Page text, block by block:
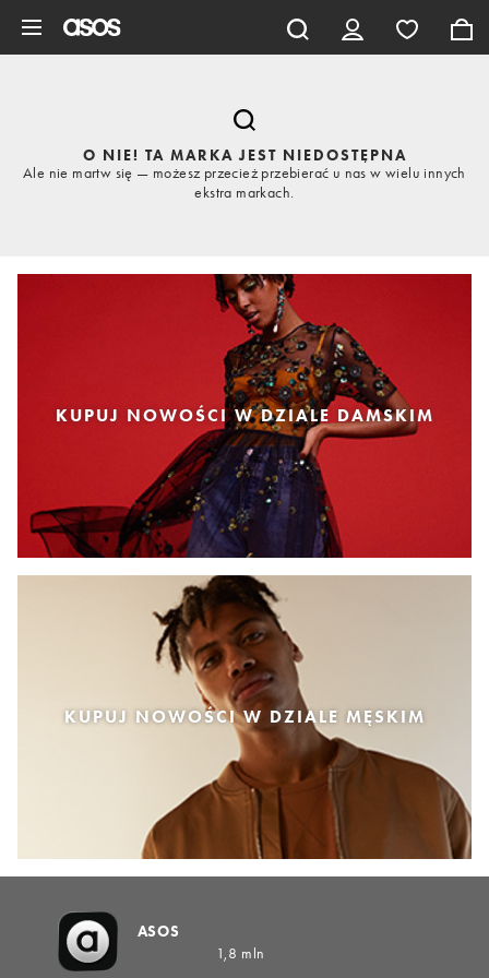
O NIE! TA MARKA JEST NIEDOSTĘPNA
Ale nie martw się — możesz przecież przebierać u nas w wielu innych
ekstra markach.
KUPUJ NOWOŚCI W DZIALE DAMSKIM
KUPUJ NOWOŚCI W DZIALE MĘSKIM
ASOS
1,8 mln